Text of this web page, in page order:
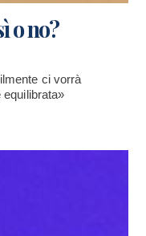
o no?
ci vorrà